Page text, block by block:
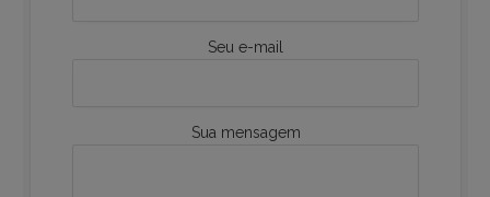
Seu e-mail
Sua mensagem